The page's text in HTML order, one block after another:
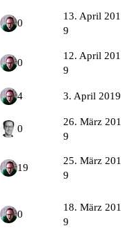
0
13. April 201
9
0
12. April 201
9
4 3. April 2019
0
26. März 201
9
19
25. März 201
9
0
18. März 201
9